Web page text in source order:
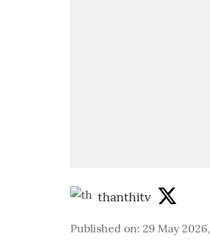
thanthitv
Published on: 29 May